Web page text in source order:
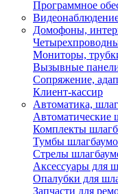
Программное
Домофоны,
Мониторы,
Вызывные
Сопряжение,
Клиент-кассир
Автоматика,
Автоматические
Комплекты
Тумбы
Стрелы
Аксессуары для
Опалубки для
Запчасти для